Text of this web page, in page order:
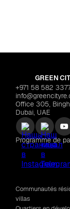
GREEN
+971 58 582
Office 305,
Dubai, UAE
Programme de
Communautés
villas